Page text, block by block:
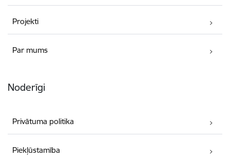
Projekti
Par mums
Noderīgi
Privātuma politika
Piekļūstamība